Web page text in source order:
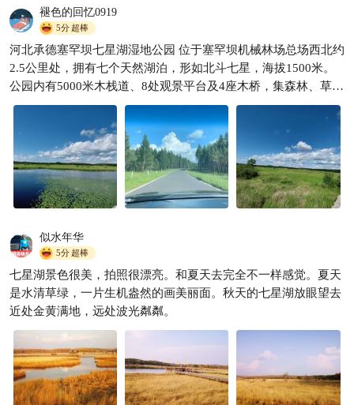
塞罕坝｜北方绿色明珠，林海
草原治愈之旅✨
智行路人  1471
褪色的回忆0919
5分超棒
河北承德塞罕坝七星湖湿地公园 位于塞罕坝机械林场总场西北约
2.5公里处，拥有七个天然湖泊，形如北斗七星，海拔1500米。
公园内有5000米木栈道、8处观景平台及4座木桥，集森林、草
原、沼泽等多种生态景观于一体。
似水年华
5分超棒
七星湖景色很美，拍照很漂亮。和夏天去完全不一样感觉。夏天
是水清草绿，一片生机盎然的画美丽面。秋天的七星湖放眼望去
近处金黄满地，远处波光粼粼。